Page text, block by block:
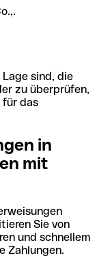
sind, die
zu überprüfen,
für das
in
mit
Sie von
und schnellem
Zahlungen.